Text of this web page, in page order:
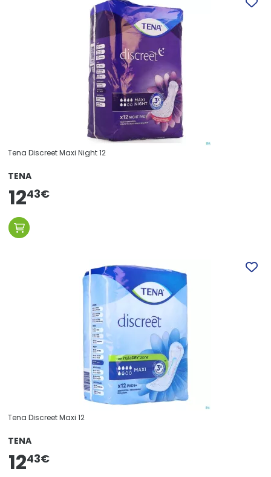
Tena Discreet Maxi Night 12
TENA
1243€
Tena Discreet Maxi 12
TENA
1243€